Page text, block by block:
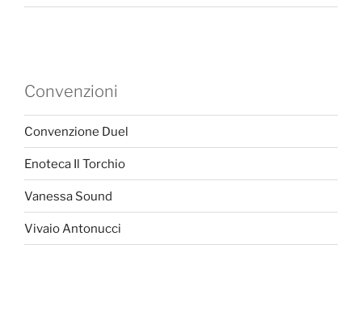
Convenzioni
Convenzione Duel
Enoteca Il Torchio
Vanessa Sound
Vivaio Antonucci